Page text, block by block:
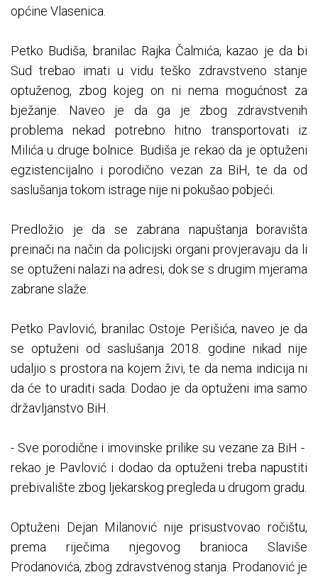
općine Vlasenica.
Petko Budiša, branilac Rajka Čalmića, kazao je da bi
Sud trebao imati u vidu teško zdravstveno stanje
optuženog, zbog kojeg on ni nema mogućnost za
bježanje. Naveo je da ga je zbog zdravstvenih
problema nekad potrebno hitno transportovati iz
Milića u druge bolnice. Budiša je rekao da je optuženi
egzistencijalno i porodično vezan za BiH, te da od
saslušanja tokom istrage nije ni pokušao pobjeći.
Predložio je da se zabrana napuštanja boravišta
preinači na način da policijski organi provjeravaju da li
se optuženi nalazi na adresi, dok se s drugim mjerama
zabrane slaže.
Petko Pavlović, branilac Ostoje Perišića, naveo je da
se optuženi od saslušanja 2018. godine nikad nije
udaljio s prostora na kojem živi, te da nema indicija ni
da će to uraditi sada. Dodao je da optuženi ima samo
državljanstvo BiH.
- Sve porodične i imovinske prilike su vezane za BiH -
rekao je Pavlović i dodao da optuženi treba napustiti
prebivalište zbog ljekarskog pregleda u drugom gradu.
Optuženi Dejan Milanović nije prisustvovao ročištu,
prema riječima njegovog branioca Slaviše
Prodanovića, zbog zdravstvenog stanja. Prodanović je